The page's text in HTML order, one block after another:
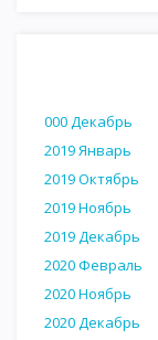
000 Декабрь
2019 Январь
2019 Октябрь
2019 Ноябрь
2019 Декабрь
2020 Февраль
2020 Ноябрь
2020 Декабрь